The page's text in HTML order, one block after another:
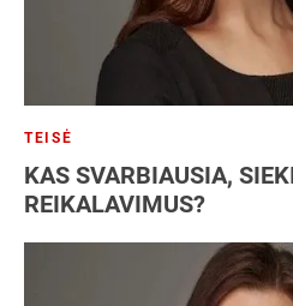
TEISĖ
KAS SVARBIAUSIA,
REIKALAVIMUS?